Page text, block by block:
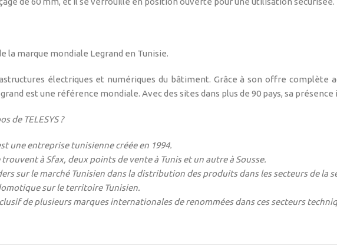
la marque mondiale Legrand en Tunisie.
électriques et numériques du bâtiment. Grâce à son offre complète
est une référence mondiale. Avec des sites dans plus de 90 pays, sa
de TELESYS ?
une entreprise tunisienne créée en 1994.
à Sfax, deux points de vente à Tunis et un autre à Sousse.
sur le marché Tunisien dans la distribution des produits dans les secteurs de la
sur le territoire Tunisien.
de plusieurs marques internationales de renommées dans ces secteurs